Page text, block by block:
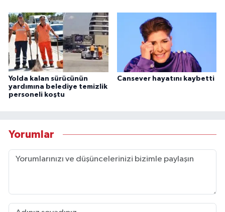
Yolda kalan sürücünün
yardımına belediye temizlik
personeli koştu
Cansever hayatını kaybetti
Yorumlar